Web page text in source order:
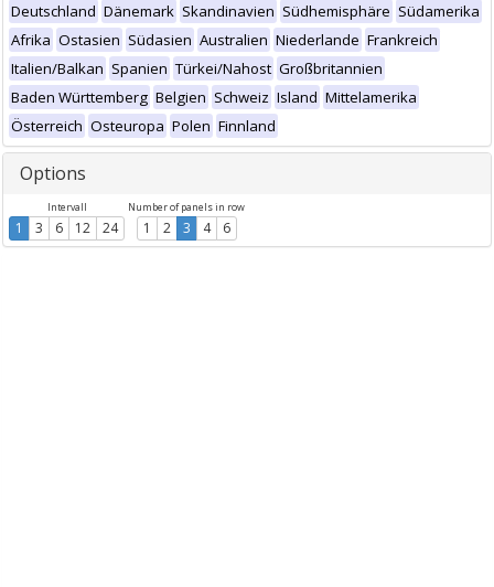
Deutschland Dänemark Skandinavien Südhemisphäre Südamerika
Afrika Ostasien Südasien Australien Niederlande Frankreich
Italien/Balkan Spanien Türkei/Nahost Großbritannien
Baden Württemberg Belgien Schweiz Island Mittelamerika
Österreich Osteuropa Polen Finnland
Options
Intervall
1 3 6 12 24
Number of panels in row
1 2 3 4 6